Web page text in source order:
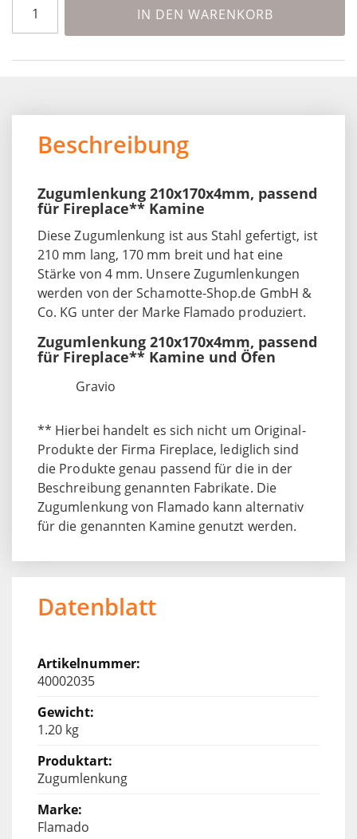
IN DEN WARENKORB
Beschreibung
Zugumlenkung 210x170x4mm, passend
für Fireplace** Kamine
Diese Zugumlenkung ist aus Stahl gefertigt, ist
210 mm lang, 170 mm breit und hat eine
Stärke von 4 mm. Unsere Zugumlenkungen
werden von der Schamotte-Shop.de GmbH &
Co. KG unter der Marke Flamado produziert.
Zugumlenkung 210x170x4mm, passend
für Fireplace** Kamine und Öfen
Gravio
** Hierbei handelt es sich nicht um Original-
Produkte der Firma Fireplace, lediglich sind
die Produkte genau passend für die in der
Beschreibung genannten Fabrikate. Die
Zugumlenkung von Flamado kann alternativ
für die genannten Kamine genutzt werden.
Datenblatt
40002035
1.20 kg
Zugumlenkung
Flamado